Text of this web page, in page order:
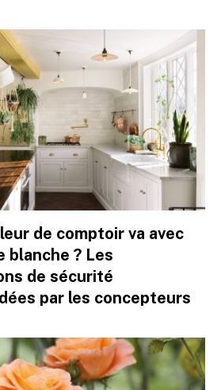
de comptoir va avec
blanche ? Les
de sécurité
par les concepteurs